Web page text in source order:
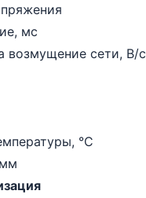
мс
возмущение сети, В/с
°С